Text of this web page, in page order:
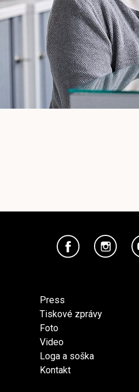
Press
Tiskové zprávy
Foto
Video
Loga a soška
Kontakt